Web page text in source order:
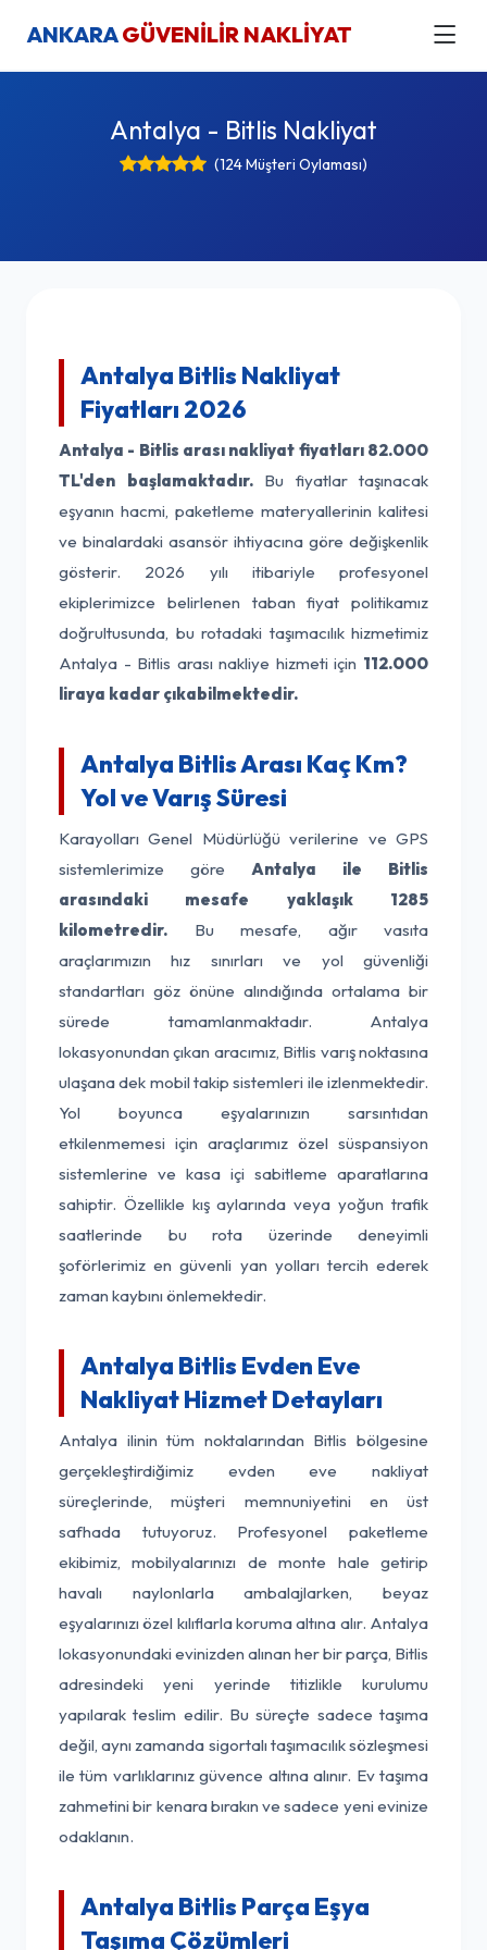
ANKARAGÜVENİLİR NAKLİYAT
Antalya - Bitlis Nakliyat
(124 Müşteri Oylaması)
Antalya Bitlis Nakliyat
Fiyatları 2026
Antalya - Bitlis arası nakliyat fiyatları 82.000
TL'den başlamaktadır.Bu fiyatlar taşınacak
eşyanın hacmi, paketleme materyallerinin kalitesi
ve binalardaki asansör ihtiyacına göre değişkenlik
gösterir. 2026 yılı itibariyle profesyonel
ekiplerimizce belirlenen taban fiyat politikamız
doğrultusunda, bu rotadaki taşımacılık hizmetimiz
Antalya - Bitlis arası nakliye hizmeti için 112.000
liraya kadar çıkabilmektedir.
Antalya Bitlis Arası Kaç Km?
Yol ve Varış Süresi
Karayolları Genel Müdürlüğü verilerine ve GPS
sistemlerimize göre Antalya ile Bitlis
arasındaki mesafe yaklaşık 1285
kilometredir. Bu mesafe, ağır vasıta
araçlarımızın hız sınırları ve yol güvenliği
standartları göz önüne alındığında ortalama bir
sürede tamamlanmaktadır. Antalya
lokasyonundan çıkan aracımız, Bitlis varış noktasına
ulaşana dek mobil takip sistemleri ile izlenmektedir.
Yol boyunca eşyalarınızın sarsıntıdan
etkilenmemesi için araçlarımız özel süspansiyon
sistemlerine ve kasa içi sabitleme aparatlarına
sahiptir. Özellikle kış aylarında veya yoğun trafik
saatlerinde bu rota üzerinde deneyimli
şoförlerimiz en güvenli yan yolları tercih ederek
zaman kaybını önlemektedir.
Antalya Bitlis Evden Eve
Nakliyat Hizmet Detayları
Antalya ilinin tüm noktalarından Bitlis bölgesine
gerçekleştirdiğimiz evden eve nakliyat
süreçlerinde, müşteri memnuniyetini en üst
safhada tutuyoruz. Profesyonel paketleme
ekibimiz, mobilyalarınızı de monte hale getirip
havalı naylonlarla ambalajlarken, beyaz
eşyalarınızı özel kılıflarla koruma altına alır. Antalya
lokasyonundaki evinizden alınan her bir parça, Bitlis
adresindeki yeni yerinde titizlikle kurulumu
yapılarak teslim edilir. Bu süreçte sadece taşıma
değil, aynı zamanda sigortalı taşımacılık sözleşmesi
ile tüm varlıklarınız güvence altına alınır. Ev taşıma
zahmetini bir kenara bırakın ve sadece yeni evinize
odaklanın.
Antalya Bitlis Parça Eşya
Taşıma Çözümleri